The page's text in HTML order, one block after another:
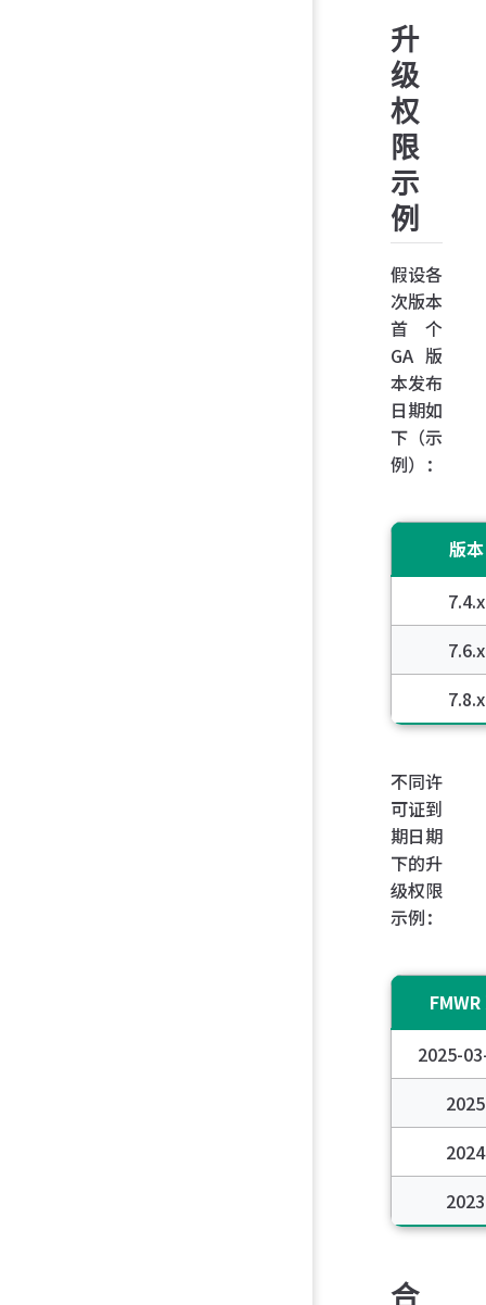
升
级
权
限
示
例
假设各
次版本
首个
GA 版
本发布
日期如
下（示
例）：
版本
7.4.x
7.6.x
7.8.x
不同许
可证到
期日期
下的升
级权限
示例：
2025-
合